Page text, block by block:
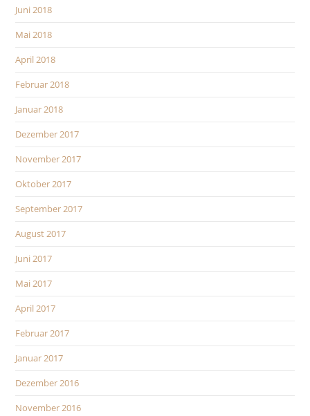
Juni 2018
Mai 2018
April 2018
Februar 2018
Januar 2018
Dezember 2017
November 2017
Oktober 2017
September 2017
August 2017
Juni 2017
Mai 2017
April 2017
Februar 2017
Januar 2017
Dezember 2016
November 2016